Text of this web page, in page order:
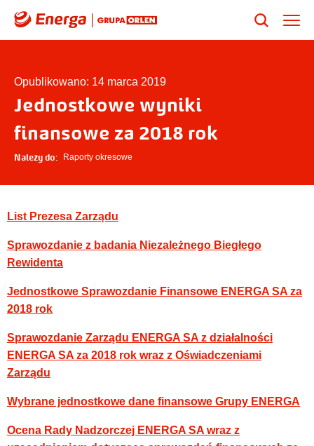
Opublikowano: 14 marca 2019
Jednostkowe wyniki
finansowe za 2018 rok
Należy do: Raporty okresowe
List Prezesa Zarządu
Sprawozdanie z badania Niezależnego Biegłego
Rewidenta
Jednostkowe Sprawozdanie Finansowe ENERGA SA za
2018 rok
Sprawozdanie Zarządu ENERGA SA z działalności
ENERGA SA za 2018 rok wraz z Oświadczeniami
Zarządu
Wybrane jednostkowe dane finansowe Grupy ENERGA
Ocena Rady Nadzorczej ENERGA SA wraz z